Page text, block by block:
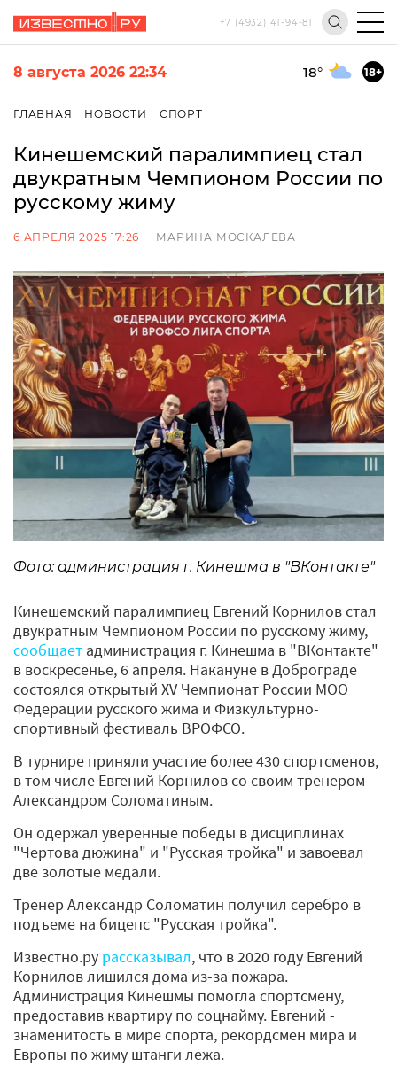
+7 (4932) 41-94-81
8 августа 2026 22:34 18° 18+
ГЛАВНАЯ НОВОСТИ СПОРТ
Кинешемский паралимпиец стал
двукратным Чемпионом России по
русскому жиму
6 АПРЕЛЯ 2025 17:26 МАРИНА МОСКАЛЕВА
Фото: администрация г. Кинешма в "ВКонтакте"
Кинешемский паралимпиец Евгений Корнилов стал
двукратным Чемпионом России по русскому жиму,
сообщает администрация г. Кинешма в "ВКонтакте"
в воскресенье, 6 апреля. Накануне в Доброграде
состоялся открытый XV Чемпионат России МОО
Федерации русского жима и Физкультурно-
спортивный фестиваль ВРОФСО.
В турнире приняли участие более 430 спортсменов,
в том числе Евгений Корнилов со своим тренером
Александром Соломатиным.
Он одержал уверенные победы в дисциплинах
"Чертова дюжина" и "Русская тройка" и завоевал
две золотые медали.
Тренер Александр Соломатин получил серебро в
подъеме на бицепс "Русская тройка".
Известно.ру рассказывал, что в 2020 году Евгений
Корнилов лишился дома из-за пожара.
Администрация Кинешмы помогла спортсмену,
предоставив квартиру по соцнайму. Евгений -
знаменитость в мире спорта, рекордсмен мира и
Европы по жиму штанги лежа.